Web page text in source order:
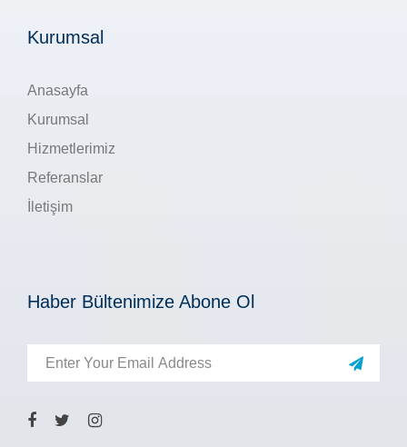
Kurumsal
Anasayfa
Kurumsal
Hizmetlerimiz
Referanslar
İletişim
Haber Bültenimize Abone Ol